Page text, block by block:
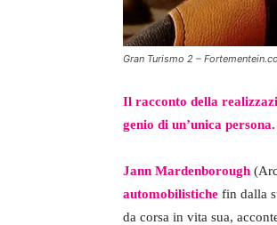
Gran Turismo 2 –
Il racconto della
genio di un’unica persona.
Jann Mardenborough
automobilistiche fin dalla
da corsa in vita sua,